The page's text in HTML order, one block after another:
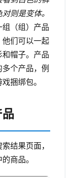
则是变体。
（组）产品
们可以一起
帽子。产品
个产品，例
捆绑包。
结果页面，
商品。